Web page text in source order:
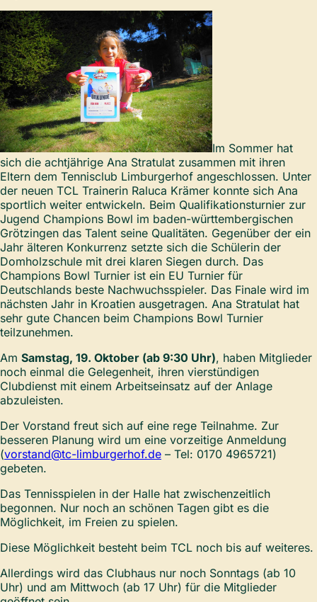
Im Sommer hat
sich die achtjährige Ana Stratulat zusammen mit ihren
Eltern dem Tennisclub Limburgerhof angeschlossen. Unter
der neuen TCL Trainerin Raluca Krämer konnte sich Ana
sportlich weiter entwickeln. Beim Qualifikationsturnier zur
Jugend Champions Bowl im baden-württembergischen
Grötzingen das Talent seine Qualitäten. Gegenüber der ein
Jahr älteren Konkurrenz setzte sich die Schülerin der
Domholzschule mit drei klaren Siegen durch. Das
Champions Bowl Turnier ist ein EU Turnier für
Deutschlands beste Nachwuchsspieler. Das Finale wird im
nächsten Jahr in Kroatien ausgetragen. Ana Stratulat hat
sehr gute Chancen beim Champions Bowl Turnier
teilzunehmen.
Am Samstag, 19. Oktober (ab 9:30 Uhr), haben Mitglieder
noch einmal die Gelegenheit, ihren vierstündigen
Clubdienst mit einem Arbeitseinsatz auf der Anlage
abzuleisten.
Der Vorstand freut sich auf eine rege Teilnahme. Zur
besseren Planung wird um eine vorzeitige Anmeldung
(vorstand@tc-limburgerhof.de – Tel: 0170 4965721)
gebeten.
Das Tennisspielen in der Halle hat zwischenzeitlich
begonnen. Nur noch an schönen Tagen gibt es die
Möglichkeit, im Freien zu spielen.
Diese Möglichkeit besteht beim TCL noch bis auf weiteres.
Allerdings wird das Clubhaus nur noch Sonntags (ab 10
Uhr) und am Mittwoch (ab 17 Uhr) für die Mitglieder